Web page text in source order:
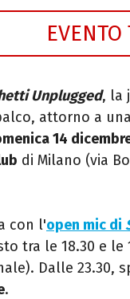
Unplugged, la
attorno a
14
di Milano (via
con l'open mic di
tra le 18.30 e le
Dalle 23.30,
.